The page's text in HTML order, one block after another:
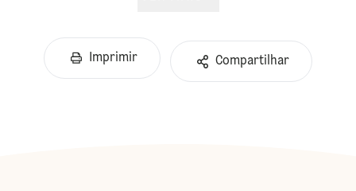
Imprimir Compartilhar